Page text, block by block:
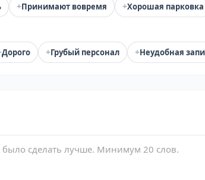
+Принимают вовремя +Хорошая парковка
Дорого +Грубый персонал +Неудобная